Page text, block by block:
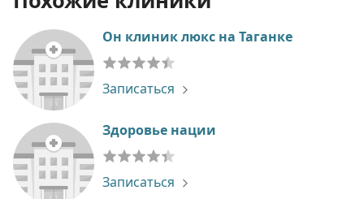
Он клиник люкс на Таганке
Записаться
Здоровье нации
Записаться